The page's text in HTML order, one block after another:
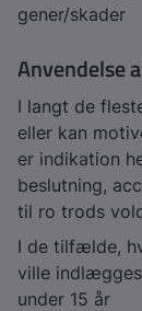
gener/skader
Anvendelse
I langt de
eller kan
er indikation
beslutning,
til ro trods
I de tilfælde,
ville
under 15 år